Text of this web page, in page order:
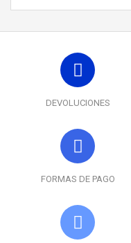
DEVOLUCIONES
FORMAS DE PAGO